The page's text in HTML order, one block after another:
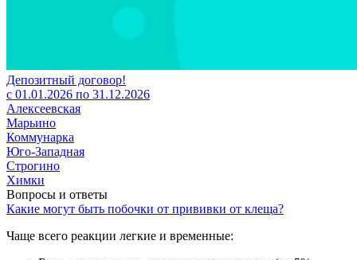
Депозитный договор!
с 01.01.2026 по 31.12.2026
Алексеевская
Марьино
Коммунарка
Юго-Западная
Строгино
Химки
Вопросы и ответы
Какие могут быть побочки от прививки от клеща?
Чаще всего реакции легкие и временные: